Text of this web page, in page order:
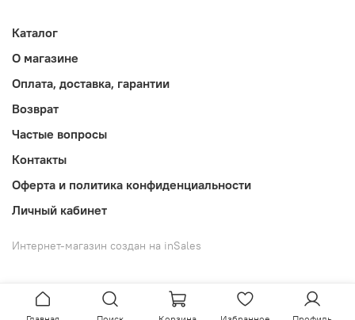
Каталог
О магазине
Оплата, доставка, гарантии
Возврат
Частые вопросы
Контакты
Оферта и политика конфиденциальности
Личный кабинет
Интернет-магазин создан на inSales